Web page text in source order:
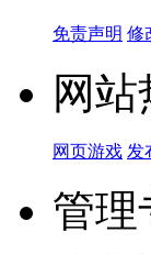
免责声明 修
网
网页游戏 发
管理